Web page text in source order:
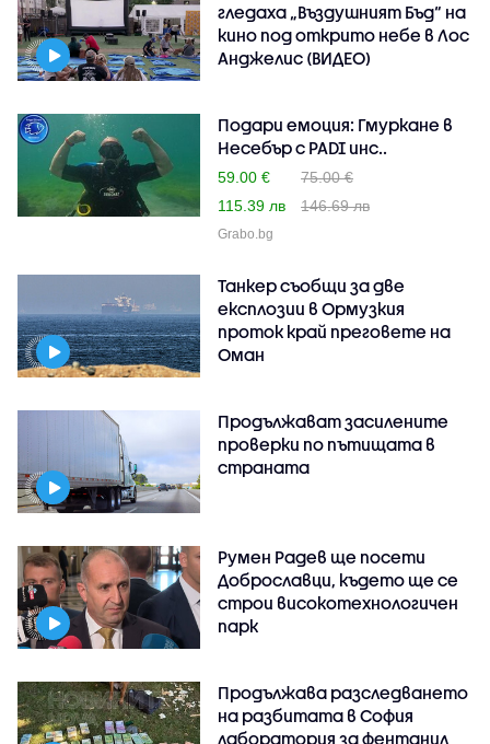
гледаха „Въздушният Бъд“ на
кино под открито небе в Лос
Анджелис (ВИДЕО)
Подари емоция: Гмуркане в
Несебър с PADI инс..
59.00 €
75.00 €
115.39 лв
146.69 лв
Grabo.bg
Танкер съобщи за две
експлозии в Ормузкия
проток край преговете на
Оман
Продължават засилените
проверки по пътищата в
страната
Румен Радев ще посети
Доброславци, където ще се
строи високотехнологичен
парк
Продължава разследването
на разбитата в София
лаборатория за фентанил